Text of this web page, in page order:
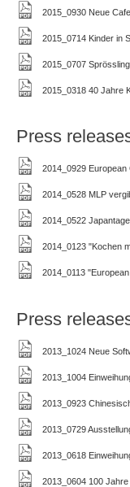
2015_0930 Neue
2015_0714 Kinder in
2015_0707
2015_0318 40 Jahre
Press
2014_0929
2014_0528 MLP
2014_0522
2014_0123 "Kochen
2014_0113
Press
2013_1024 Neue
2013_1004
2013_0923
2013_0729
2013_0618
2013_0604 100